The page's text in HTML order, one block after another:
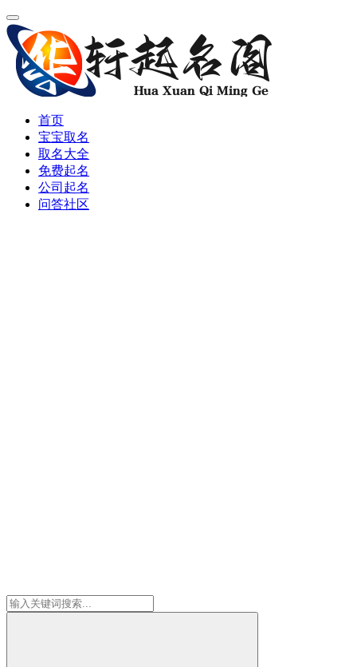
首页
宝宝取名
取名大全
免费起名
公司起名
问答社区